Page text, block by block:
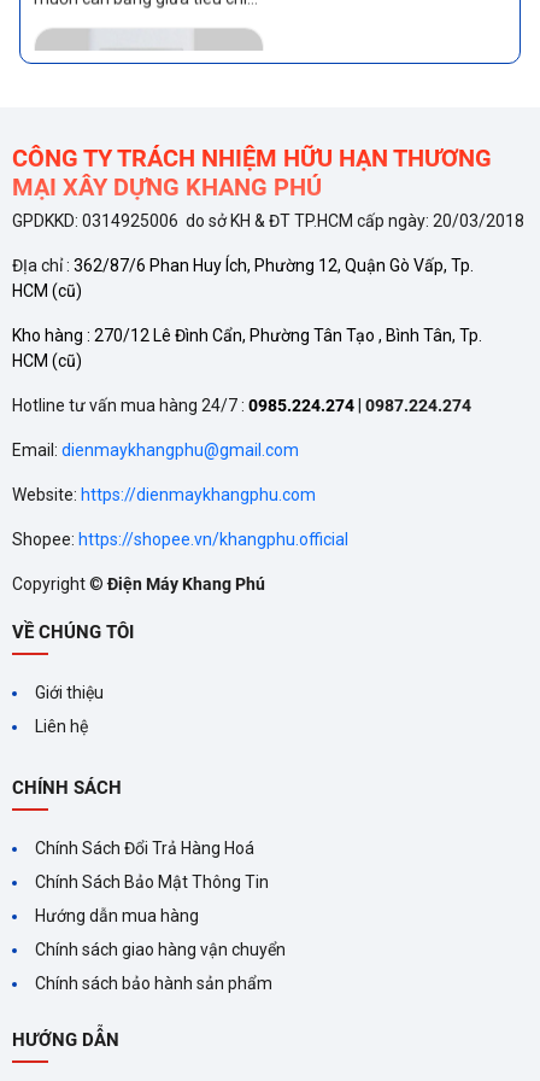
mức tiêu thụ điện năng và
nâng cao sự tiện nghi, sử dụng
bỉ
TÍNH NĂNG TỰ ĐỘNG LÀM
SẠCH CỦA CÁC THƯƠNG
được nhiều hãng đưa vào
nhằm duy trì hiệu quả và kéo
dài tuổi thọ cho máy lạnh.
TRÊN MÁY LẠNH
ÍCH GÌ?
lạnh Panasonic không chỉ giúp
làm mát mà còn đảm bảo
khuẩn, khử mùi và giữ ẩm cho
da. Hãy cân nhắc lựa chọn
máy lạnh Panasonic
MÁY LẠNH INVERTER LÀ
GÌ? ƯU VÀ NHƯỢC ĐIỂM
nhiều lợi ích vượt trội như tiết
CÔNG TY TRÁCH NHIỆM HỮU HẠN THƯƠNG
MẠI XÂY DỰNG KHANG PHÚ
GPDKKD: 0314925006 do sở KH & ĐT TP.HCM cấp ngày: 20/03/2018
ĐỊa chỉ : 362/87/6 Phan Huy Ích, Phường 12, Quận Gò Vấp, Tp.
HCM (cũ)
Kho hàng : 270/12 Lê Đình Cẩn, Phường Tân Tạo , Bình Tân, Tp.
HCM (cũ)
Hotline tư vấn mua hàng 24/7 : 0985.224.274 0987.224.274
Email: dienmaykhangphu@gmail.com
Website: https://dienmaykhangphu.com
Shopee: https://shopee.vn/khangphu.official
Copyright ©Điện Máy Khang Phú
VỀ CHÚNG TÔI
Giới thiệu
Liên hệ
CHÍNH SÁCH
Chính Sách Đổi Trả Hàng Hoá
Chính Sách Bảo Mật Thông Tin
Hướng dẫn mua hàng
Chính sách giao hàng vận chuyển
Chính sách bảo hành sản phẩm
HƯỚNG DẪN